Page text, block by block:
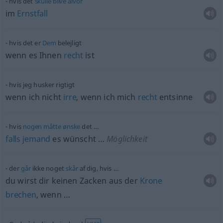
im Ernstfall
hvis det er Dem belejligt
wenn es Ihnen recht ist
hvis jeg husker rigtigt
wenn ich nicht irre, wenn ich mich recht entsinne
hvis nogen måtte ønske det …
falls jemand es wünscht … Möglichkeit
der gårikke noget skåraf dig, hvis …
du wirst dir keinen Zacken aus der Krone
brechen, wenn …